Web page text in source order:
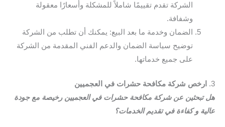
الشركة تقدم تقييمًا شاملاً للمشكلة وأسعارًا معقولة
وشفافة.
الضمان وخدمة ما بعد البيع: يمكنك أن تطلب من الشركة
توضيح سياسة الضمان والدعم الفني المقدمة من الشركة
على جميع خدماتها.
3.
ارخص شركة مكافحة حشرات في العجميين
هل تبحثين عن شركة مكافحة حشرات في العجميين رخيصة مع جودة
عالية و كفاءة في تقديم الخدمات؟